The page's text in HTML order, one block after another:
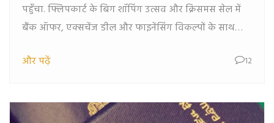
पहुँचा. फ्लिपकार्ट के बिग शॉपिंग उत्सव और क्रिसमस सेल में
बैंक ऑफर, एक्सचेंज डील और फाइनेंसिंग विकल्पों के साथ
पुराने मॉडल की इन्वेंट्री साफ़ करने के लिये उठाए गए हैं, जिससे
और पढ़ें 12